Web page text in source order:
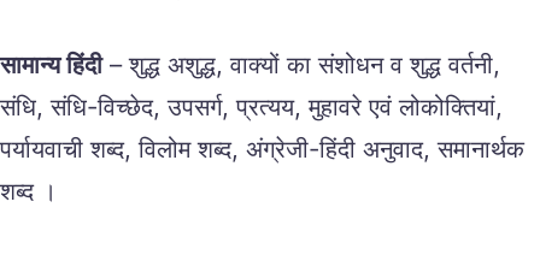
सामान्य हिंदी– शुद्ध अशुद्ध, वाक्यों का संशोधन व शुद्ध वर्तनी,
संधि, संधि-विच्छेद, उपसर्ग, प्रत्यय, मुहावरे एवं लोकोक्तियां,
पर्यायवाची शब्द, विलोम शब्द, अंग्रेजी-हिंदी अनुवाद, समानार्थक
शब्द ।